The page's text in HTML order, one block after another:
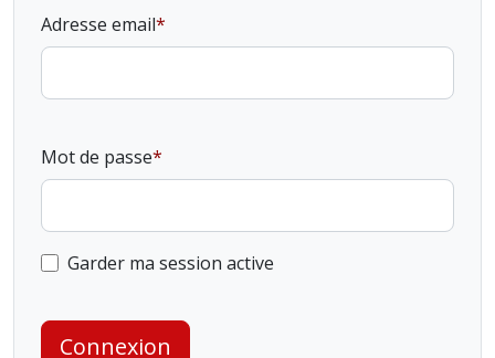
Adresse email
Mot de passe
Garder ma session active
Connexion